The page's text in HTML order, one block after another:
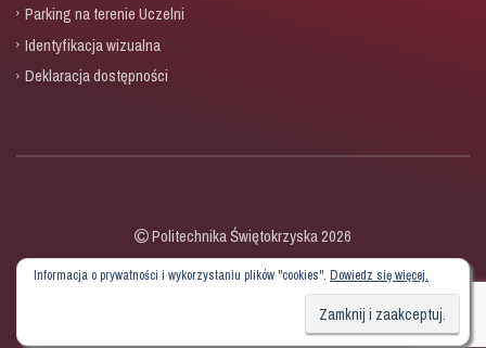
Parking na terenie Uczelni
Identyfikacja wizualna
Deklaracja dostępności
Politechnika Świętokrzyska 2026
Informacja o prywatności i wykorzystaniu plików "cookies". Dowiedz się więcej.